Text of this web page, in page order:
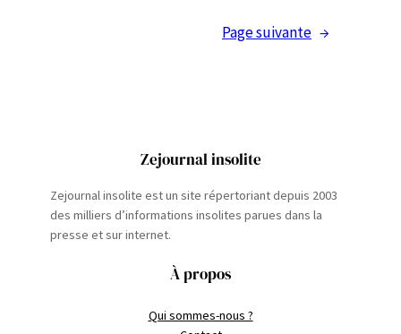
Page suivante →
Zejournal insolite
Zejournal insolite est un site répertoriant depuis 2003
des milliers d’informations insolites parues dans la
presse et sur internet.
À propos
Qui sommes-nous ?